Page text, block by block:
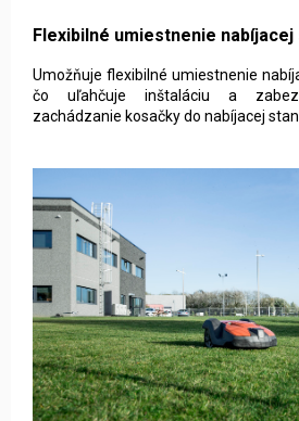
Flexibilné umiestnenie nabíjacej
Umožňuje flexibilné umiestnenie
čo uľahčuje inštaláciu a
zachádzanie kosačky do nabíjacej